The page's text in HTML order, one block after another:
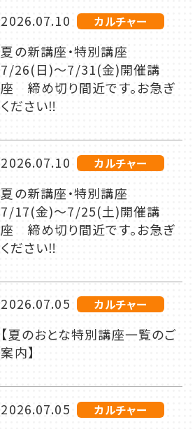
2026.07.10 カルチャー
夏の新講座・特別講座
7/26(日)～7/31(金)開催講
座 締め切り間近です。お急ぎ
ください‼
2026.07.10 カルチャー
夏の新講座・特別講座
7/17(金)～7/25(土)開催講
座 締め切り間近です。お急ぎ
ください‼
2026.07.05 カルチャー
【夏のおとな特別講座一覧のご
案内】
2026.07.05 カルチャー